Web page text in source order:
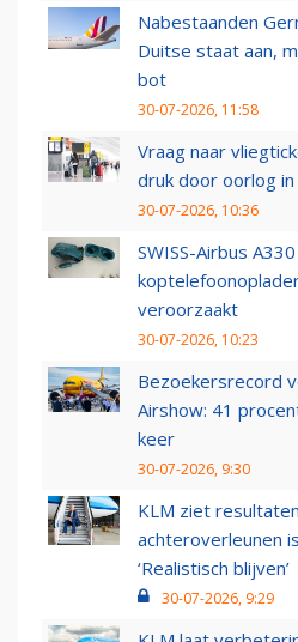
Nabestaanden
Duitse staat aan,
bot
30-07-2026, 11:58
Vraag naar
druk door oorlog
30-07-2026, 10:36
SWISS-Airbus
veroorzaakt
30-07-2026, 10:23
Bezoekersrecord
Airshow: 41
keer
30-07-2026, 9:30
KLM ziet
achteroverleunen
‘Realistisch blijven’
30-07-2026, 9:29